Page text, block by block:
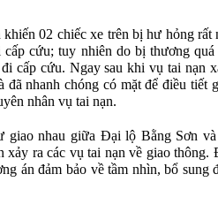
khiến 02 chiếc xe trên bị hư hỏng rất
cứu; tuy nhiên do bị thương
cấp cứu. Ngay sau khi vụ tai nạn
đã nhanh chóng có mặt để điều tiết
nhân vụ tai nạn.
giao nhau giữa Đại lộ Bằng Sơn
xảy ra các vụ tai nạn về giao thông.
án đảm bảo về tầm nhìn, bổ sung